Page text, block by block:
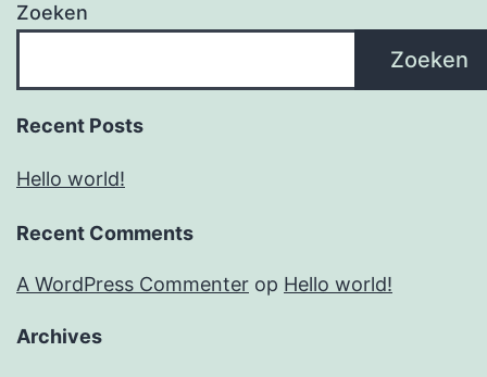
Zoeken
Zoeken
Recent Posts
Hello world!
Recent Comments
A WordPress Commenter op Hello world!
Archives